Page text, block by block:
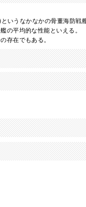
いうなかなかの骨董海防戦
の平均的な性能といえる。
存在でもある。